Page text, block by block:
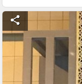
share